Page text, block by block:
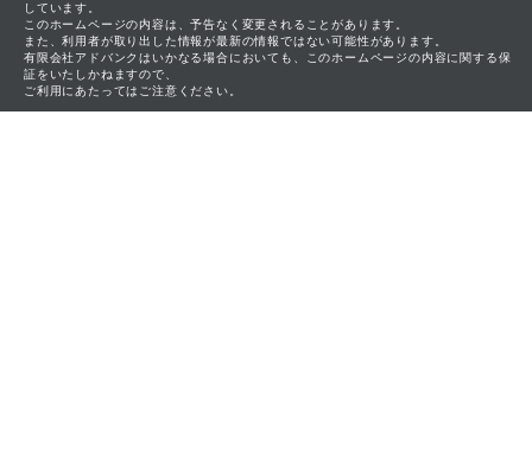
しています。
このホームページの内容は、予告なく変更されることがあります。
また、利用者が取り出した情報が最新の情報ではない可能性があります。
有限会社アドバンクはいかなる場合においても、このホームページの内容に関する保
証をいたしかねますので、
ご利用にあたってはご注意ください。